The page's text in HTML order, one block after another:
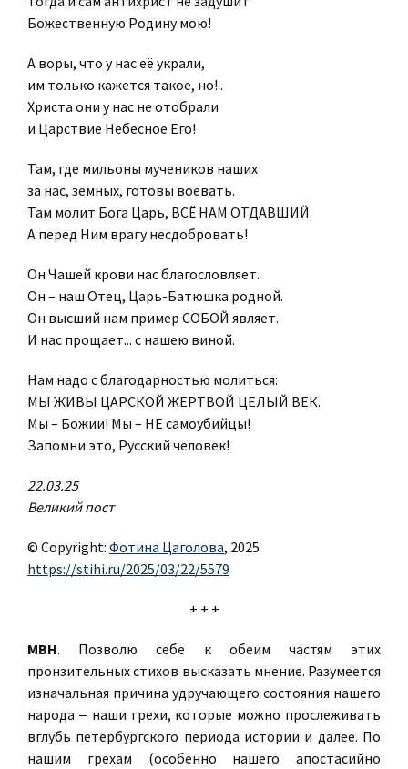
Божественную Родину мою!
А воры, что у нас её украли,
им только кажется такое, но!..
Христа они у нас не отобрали
и Царствие Небесное Его!
Там, где мильоны мучеников наших
за нас, земных, готовы воевать.
Там молит Бога Царь, ВСЁ НАМ ОТДАВШИЙ.
А перед Ним врагу несдобровать!
Он Чашей крови нас благословляет.
Он – наш Отец, Царь-Батюшка родной.
Он высший нам пример СОБОЙ являет.
И нас прощает... с нашею виной.
Нам надо с благодарностью молиться:
МЫ ЖИВЫ ЦАРСКОЙ ЖЕРТВОЙ ЦЕЛЫЙ ВЕК.
Мы – Божии! Мы – НЕ самоубийцы!
Запомни это, Русский человек!
22.03.25
Великий пост
© Copyright: Фотина Цаголова, 2025
https://stihi.ru/2025/03/22/5579
+ + +
МВН. Позволю себе к обеим частям этих
пронзительных стихов высказать мнение. Разумеется
изначальная причина удручающего состояния нашего
народа ‒ наши грехи, которые можно прослеживать
вглубь петербургского периода истории и далее. По
нашим грехам (особенно нашего апостасийно